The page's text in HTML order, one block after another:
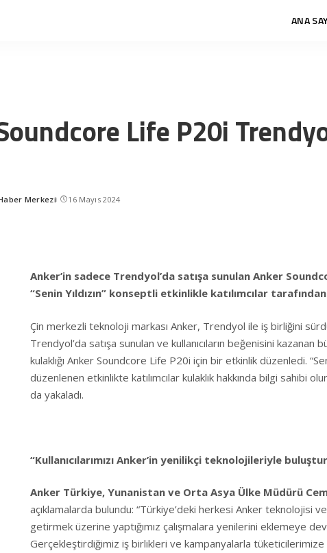
ANA
Life P20i
Merkezi 16 Mayıs 2024
Anker’in sadece Trendyol’da satışa sunulan Anker
“Senin Yıldızın” konseptli etkinlikle katılımcılar
Çin merkezli teknoloji markası Anker, Trendyol ile iş birliğini
Trendyol’da satışa sunulan ve kullanıcıların beğenisini kazanan
kulaklığı Anker Soundcore Life P20i için bir etkinlik düzenledi.
düzenlenen etkinlikte katılımcılar kulaklık hakkında bilgi sahibi
da yakaladı.
“Kullanıcılarımızı Anker’in yenilikçi teknolojileriyle
Anker Türkiye, Yunanistan ve Orta Asya Ülke Müdürü
açıklamalarda bulundu: “Türkiye’deki herkesi Anker teknolojisi
getirmek üzerine yaptığımız çalışmalara yenilerini eklemeye
Gerçekleştirdiğimiz iş birlikleri ve kampanyalarla